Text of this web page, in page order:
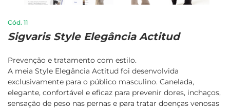
11
Sigvaris Style Elegância Actitud
Prevenção e tratamento com estilo.
A meia Style Elegância Actitud foi desenvolvida
exclusivamente para o público masculino. Canelada,
elegante, confortável e eficaz para prevenir dores, inchaços,
sensação de peso nas pernas e para tratar doenças venosas